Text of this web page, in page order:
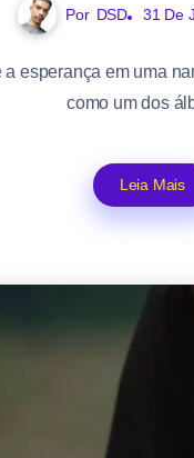
Por DSD 31 De
esperança em uma
como um dos
Leia Mais